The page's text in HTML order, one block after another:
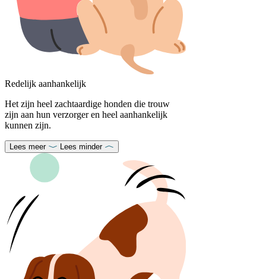
Redelijk aanhankelijk
Het zijn heel zachtaardige honden die trouw
zijn aan hun verzorger en heel aanhankelijk
kunnen zijn.
Lees meer Lees minder